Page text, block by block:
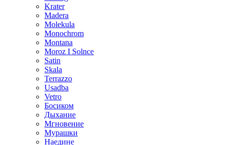
Krater
Madera
Molekula
Monochrom
Montana
Moroz I Solnce
Satin
Skala
Terrazzo
Usadba
Vetro
Босиком
Дыхание
Мгновение
Мурашки
Наедине